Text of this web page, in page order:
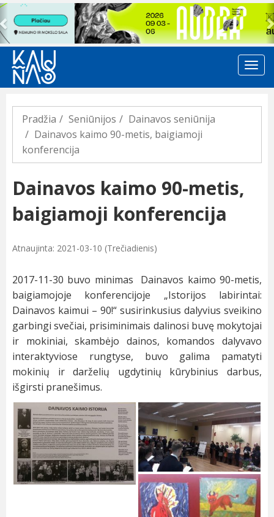
Previous
Pradžia Seniūnijos
Dainavos seniūnija
Dainavos kaimo 90-metis, baigiamoji
konferencija
Dainavos kaimo 90-metis,
baigiamoji konferencija
Atnaujinta: 2021-03-10 (Trečiadienis)
2017-11-30 buvo minimas Dainavos kaimo 90-metis,
baigiamojoje konferencijoje „Istorijos labirintai:
Dainavos kaimui – 90!“ susirinkusius dalyvius sveikino
garbingi svečiai, prisiminimais dalinosi buvę mokytojai
ir mokiniai, skambėjo dainos, komandos dalyvavo
interaktyviose rungtyse, buvo galima pamatyti
mokinių ir darželių ugdytinių kūrybinius darbus,
išgirsti pranešimus.